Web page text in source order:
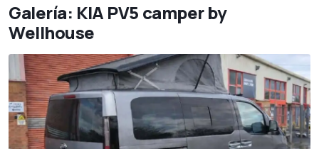
Galería: KIA PV5 camper by
Wellhouse